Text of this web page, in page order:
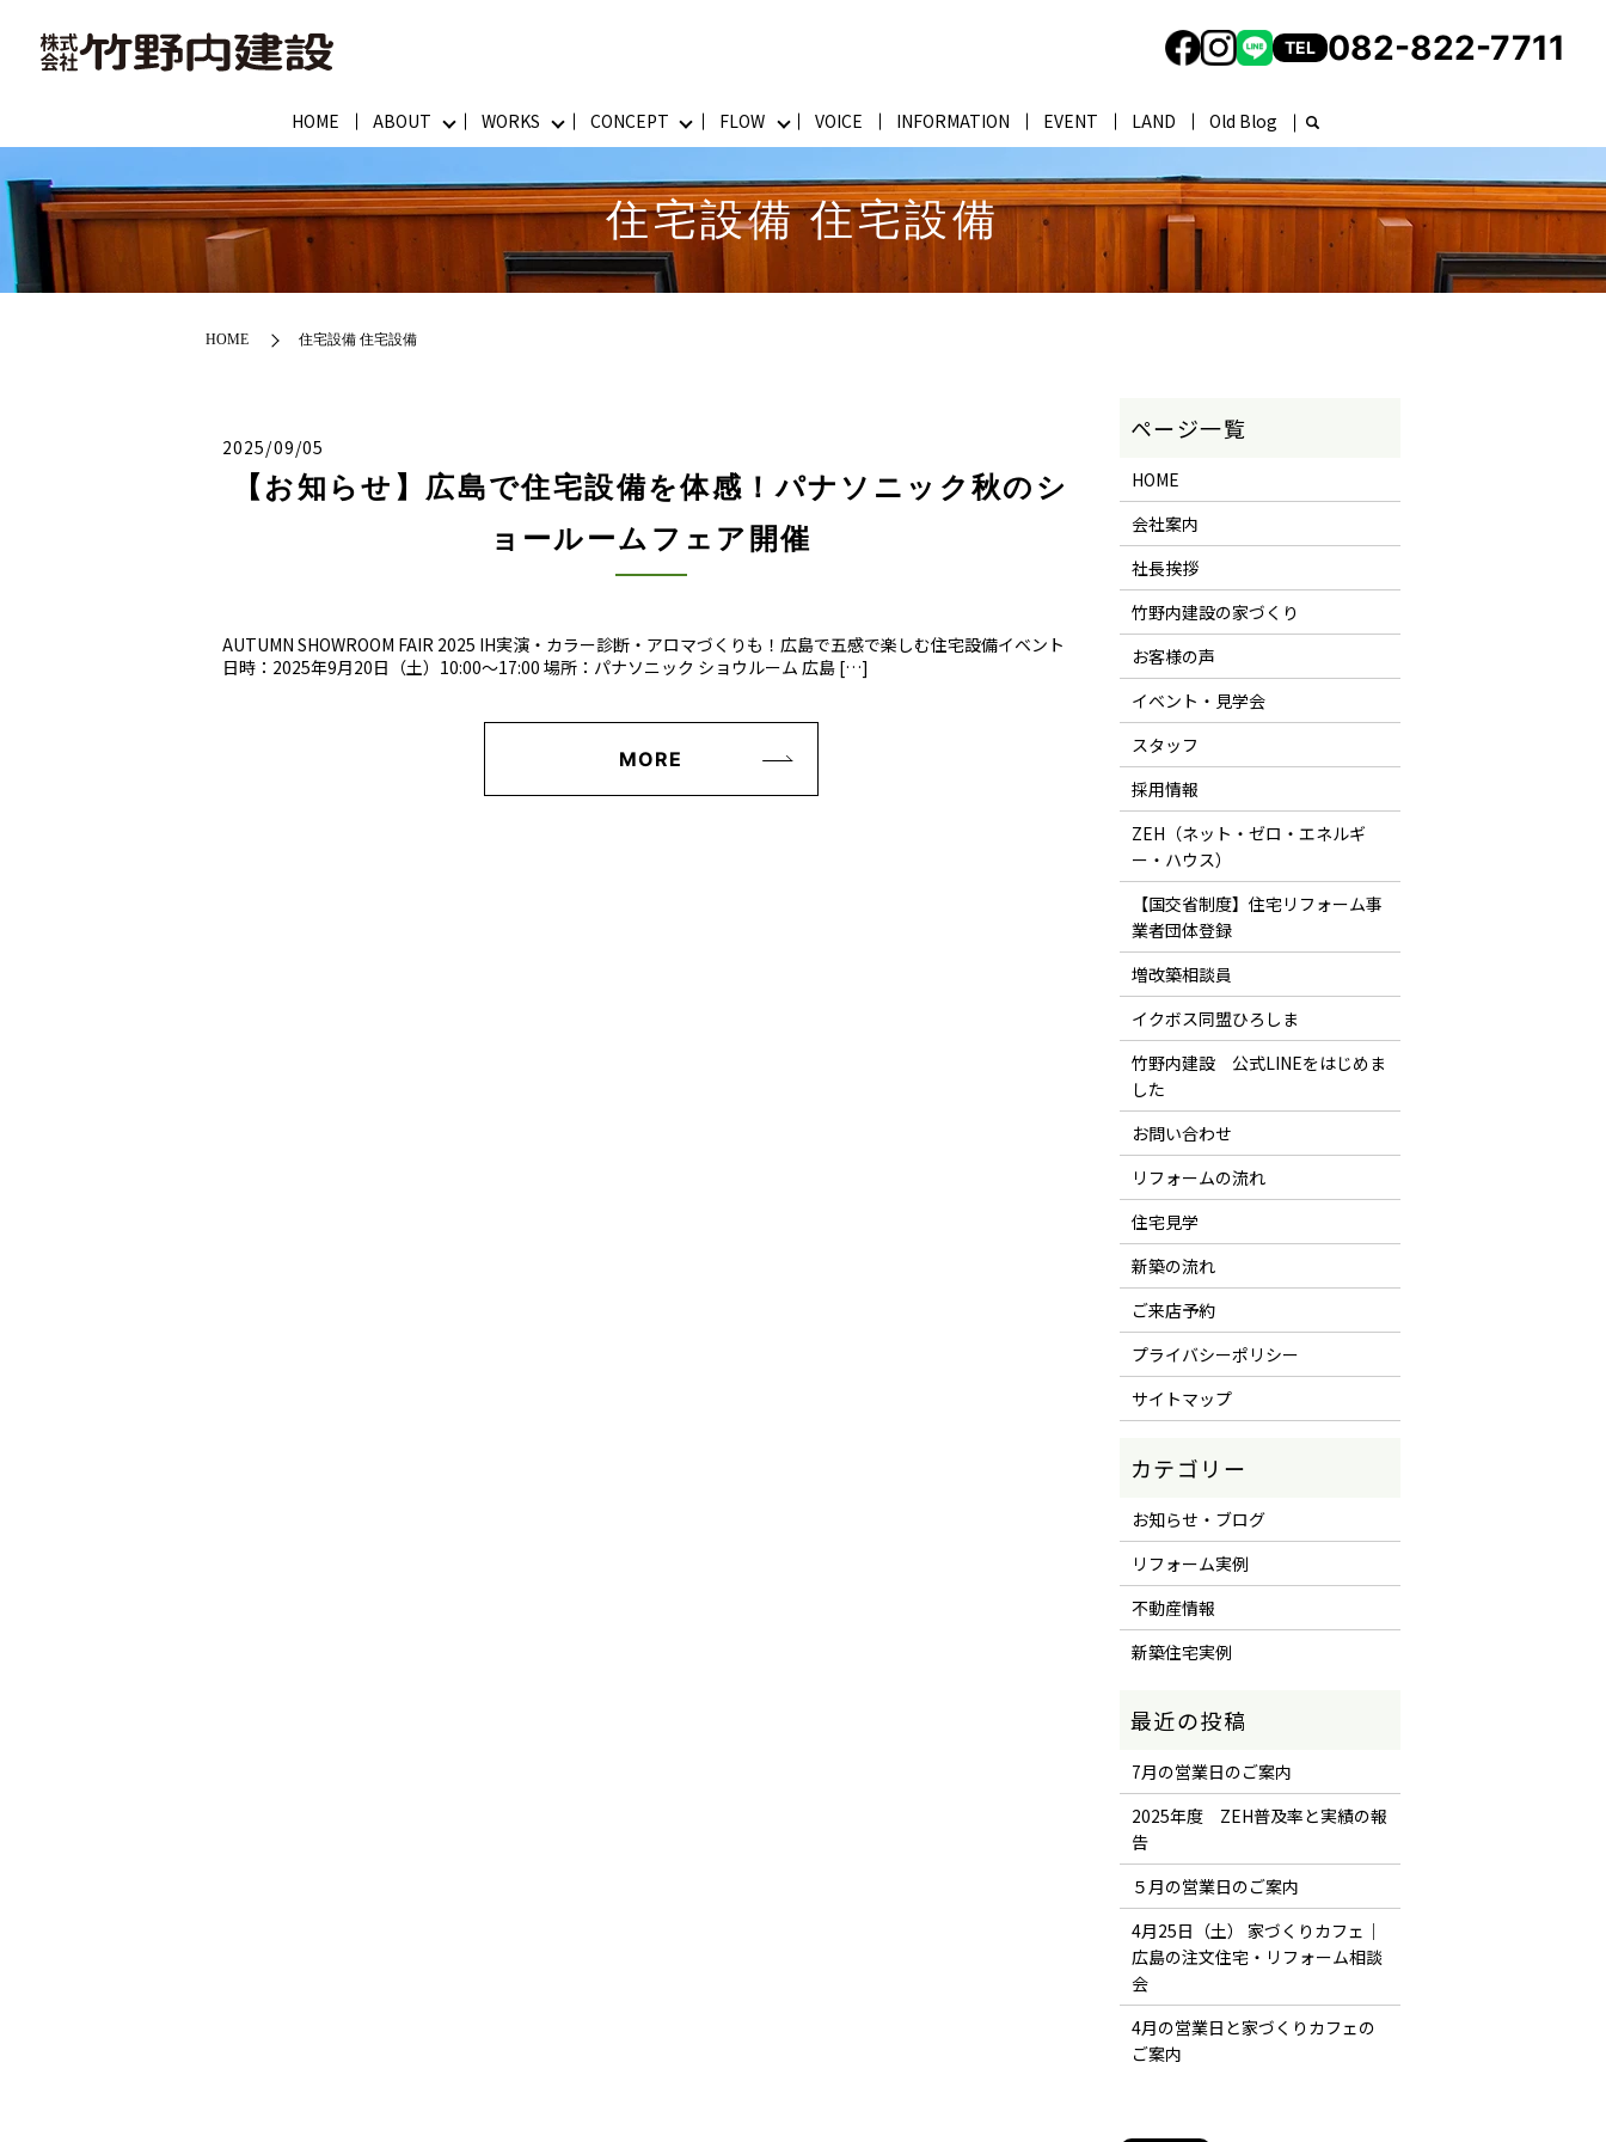
HOME ABOUT WORKS CONCEPT FLOW VOICE INFORMATION EVENT LAND Old Blog
TEL 082-822-7711
住宅設備 住宅設備
HOME 住宅設備 住宅設備
2025/09/05
【お知らせ】広島で住宅設備を体感！パナソニック秋のシ
ョールームフェア開催
AUTUMN SHOWROOM FAIR 2025 IH実演・カラー診断・アロマづくりも！広島で五感で楽しむ住宅設備イベント
日時：2025年9月20日（土）10:00〜17:00 場所：パナソニック ショウルーム 広島 […]
MORE
HOME
会社案内
社長挨拶
竹野内建設の家づくり
お客様の声
イベント・見学会
スタッフ
採用情報
ZEH（ネット・ゼロ・エネルギ
ー・ハウス）
【国交省制度】住宅リフォーム事
業者団体登録
増改築相談員
イクボス同盟ひろしま
竹野内建設 公式LINEをはじめま
した
お問い合わせ
リフォームの流れ
住宅見学
新築の流れ
ご来店予約
プライバシーポリシー
サイトマップ
お知らせ・ブログ
リフォーム実例
不動産情報
新築住宅実例
7月の営業日のご案内
2025年度 ZEH普及率と実績の報
告
５月の営業日のご案内
4月25日（土） 家づくりカフェ｜
広島の注文住宅・リフォーム相談
会
4月の営業日と家づくりカフェの
ご案内